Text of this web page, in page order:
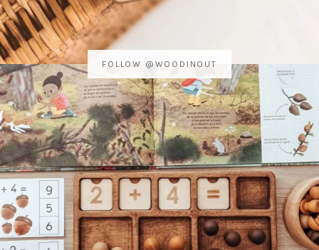
FOLLOW @WOODINOUT